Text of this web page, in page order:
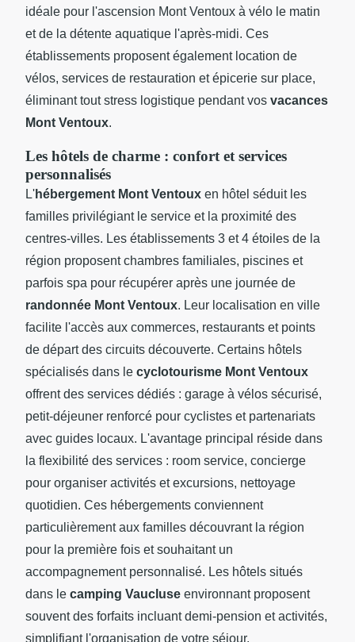
idéale pour l'ascension Mont Ventoux à vélo le matin
et de la détente aquatique l'après-midi. Ces
établissements proposent également location de
vélos, services de restauration et épicerie sur place,
éliminant tout stress logistique pendant vos vacances
Mont Ventoux.
Les hôtels de charme : confort et services
personnalisés
L'hébergement Mont Ventoux en hôtel séduit les
familles privilégiant le service et la proximité des
centres-villes. Les établissements 3 et 4 étoiles de la
région proposent chambres familiales, piscines et
parfois spa pour récupérer après une journée de
randonnée Mont Ventoux. Leur localisation en ville
facilite l'accès aux commerces, restaurants et points
de départ des circuits découverte. Certains hôtels
spécialisés dans le cyclotourisme Mont Ventoux
offrent des services dédiés : garage à vélos sécurisé,
petit-déjeuner renforcé pour cyclistes et partenariats
avec guides locaux. L'avantage principal réside dans
la flexibilité des services : room service, concierge
pour organiser activités et excursions, nettoyage
quotidien. Ces hébergements conviennent
particulièrement aux familles découvrant la région
pour la première fois et souhaitant un
accompagnement personnalisé. Les hôtels situés
dans le camping Vaucluse environnant proposent
souvent des forfaits incluant demi-pension et activités,
simplifiant l'organisation de votre séjour.